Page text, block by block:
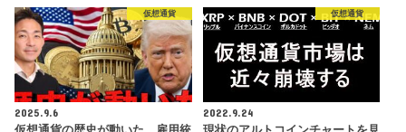
仮想通貨
2025.9.6
仮想通貨
2022.9.24